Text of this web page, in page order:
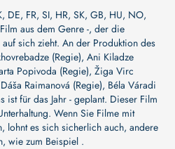
DE, FR, SI, HR, SK, GB, HU, NO,
aus dem Genre -, der die
sich zieht. An der Produktion des
(Regie), Ani Kiladze
Popivoda (Regie), Žiga Virc
Dáša Raimanová (Regie), Béla Váradi
ist für das Jahr - geplant. Dieser Film
Wenn Sie Filme mit
lohnt es sich sicherlich auch, andere
wie zum Beispiel .